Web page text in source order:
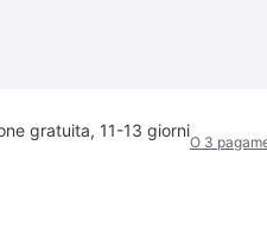
gratuita, 11-13 giorni
O 3